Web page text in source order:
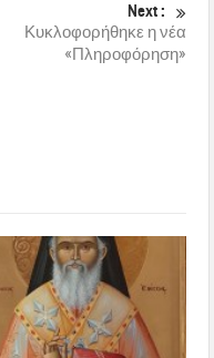
Next :
Κυκλοφορήθηκε η νέα
«Πληροφόρηση»